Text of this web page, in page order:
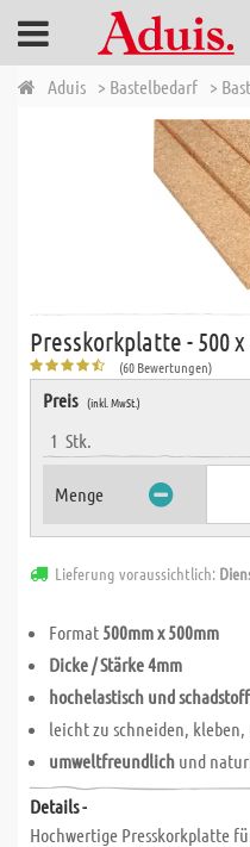
Aduis > Bastelbedarf >
Presskorkplatte - 500 x
(60 Bewertungen)
Preis (inkl. MwSt.)
1 Stk.
Menge
Lieferung voraussichtlich:
Format 500mm x 500mm
Dicke / Stärke 4mm
hochelastisch und
leicht zu schneiden,
umweltfreundlich und
Details -
Hochwertige Presskorkplatte